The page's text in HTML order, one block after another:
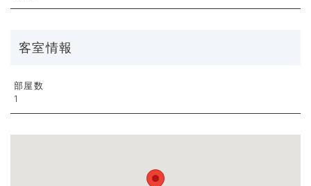
客室情報
部屋数
1